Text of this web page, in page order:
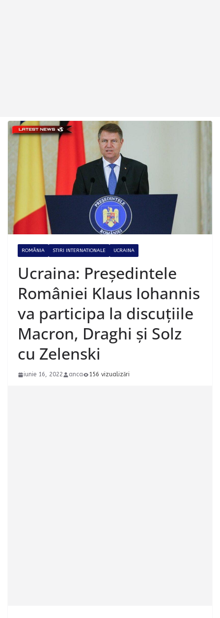
ROMÂNIA STIRI INTERNATIONALE UCRAINA
Ucraina: Președintele
României Klaus Iohannis
va participa la discuțiile
Macron, Draghi și Solz
cu Zelenski
iunie 16, 2022 anca 156 vizualizări